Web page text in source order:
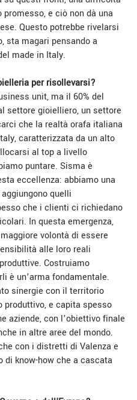
e ciò non dà una
Questo potrebbe rivelarsi
sta magari pensando a
made in Italy.
per risollevarsi?
unit, ma il 60% del
settore gioielliero, un settore
che la realtà orafa italiana
caratterizzata da un alto
al top a livello
puntare. Sisma è
eccellenza: abbiamo una
quelli
che i clienti ci richiedano
In questa emergenza,
volontà di essere
alle loro reali
Costruiamo
è un’arma fondamentale.
sinergie con il territorio
e capita spesso
aziende, con l’obiettivo finale
in altre aree del mondo.
con i distretti di Valenza e
di know-how che a cascata